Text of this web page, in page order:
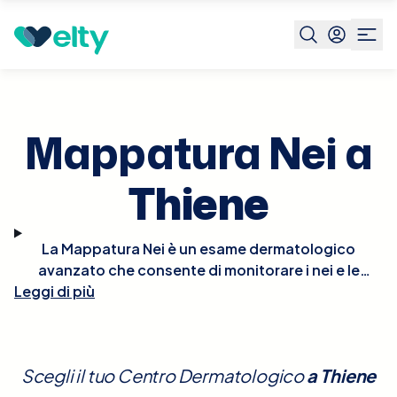
Prenota visita
Mappatura Nei a
Thiene
La Mappatura Nei è un esame dermatologico
avanzato che consente di monitorare i nei e le
lesioni pigmentate sulla pelle, utilizzando sistemi di
morfologici o di colore nei nei esistenti e
Leggi di più
Scegli il tuo Centro Dermatologicoa Thiene